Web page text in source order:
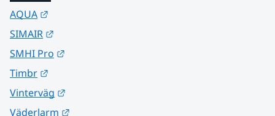
AQUA
SIMAIR
SMHI Pro
Timbr
Vinterväg
Väderlarm